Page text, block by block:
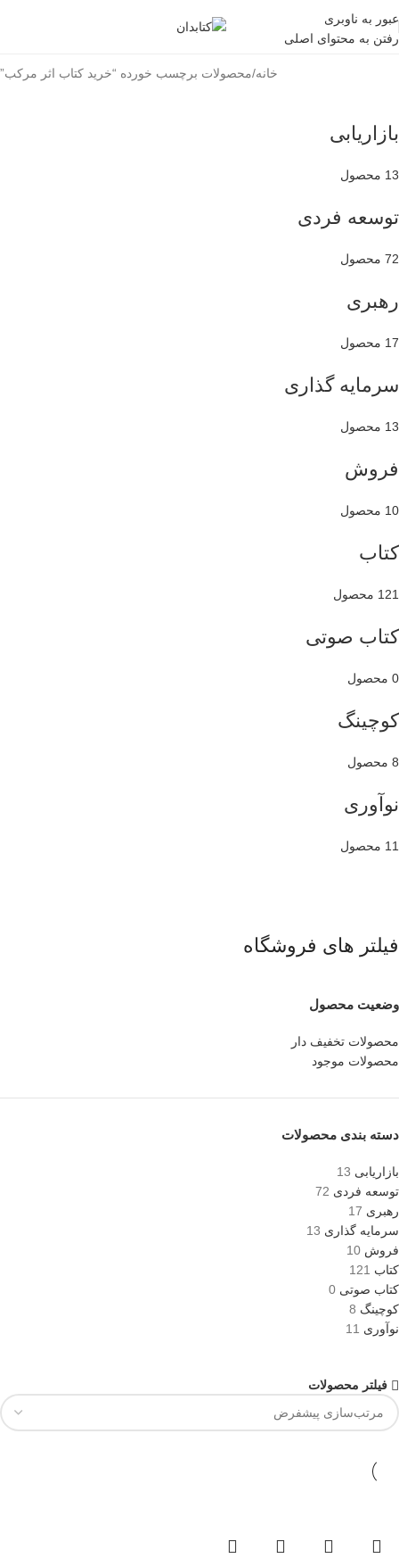
عبور به ناوبری
رفتن به محتوای اصلی
خانه محصولات برچسب خورده “خرید کتاب اثر مرکب”
بازاریابی
13 محصول
توسعه فردی
72 محصول
رهبری
17 محصول
سرمایه گذاری
13 محصول
فروش
10 محصول
کتاب
121 محصول
کتاب صوتی
0 محصول
کوچینگ
8 محصول
نوآوری
11 محصول
فیلتر های فروشگاه
وضعیت محصول
محصولات تخفیف دار
محصولات موجود
دسته بندی محصولات
بازاریابی 13
توسعه فردی 72
رهبری 17
سرمایه گذاری 13
فروش 10
کتاب 121
کتاب صوتی 0
کوچینگ 8
نوآوری 11
فیلتر محصولات